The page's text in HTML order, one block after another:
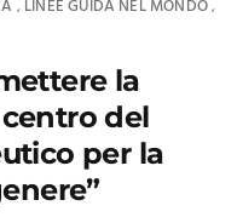
, LINEE GUIDA NEL MONDO,
la
del
per la